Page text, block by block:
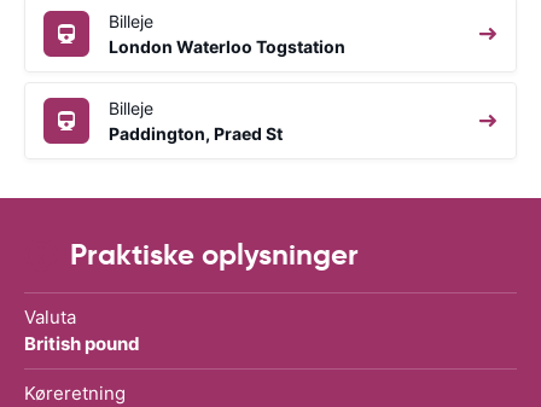
Billeje
London Waterloo Togstation
Billeje
Paddington, Praed St
Praktiske oplysninger
Valuta
British pound
Køreretning